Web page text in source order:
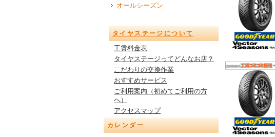
オールシーズン
タイヤステージについて
工賃料金表
タイヤステージってどんなお店？
こだわりの交換作業
おすすめサービス
ご利用案内（初めてご利用の方
へ）
アクセスマップ
カレンダー